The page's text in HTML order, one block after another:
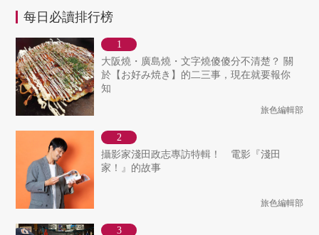
每日必讀排行榜
大阪燒・廣島燒・文字燒傻傻分不清楚？ 關
於【お好み焼き】的二三事，現在就要報你
知
旅色編輯部
攝影家淺田政志專訪特輯！ 電影『淺田
家！』的故事
旅色編輯部